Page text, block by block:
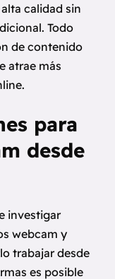
calidad sin
Todo
de contenido
atrae más
para
desde
investigar
webcam y
trabajar desde
es posible